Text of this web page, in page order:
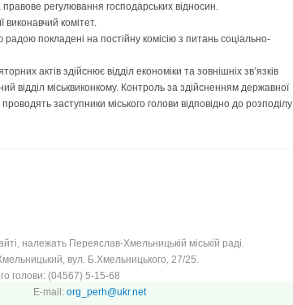
регулювання господарських відносин.
виконавчий комітет.
покладені на постійну комісію з питань соціально-
актів здійснює відділ економіки та зовнішніх зв’язків
відділ міськвиконкому. Контроль за здійсненням державної
заступники міського голови відповідно до розподілу
належать Переяслав-Хмельницькій міській раді.
вул. Б.Хмельницького, 27/25.
голови: (04567) 5-15-68
60 E-mail: org_perh@ukr.net